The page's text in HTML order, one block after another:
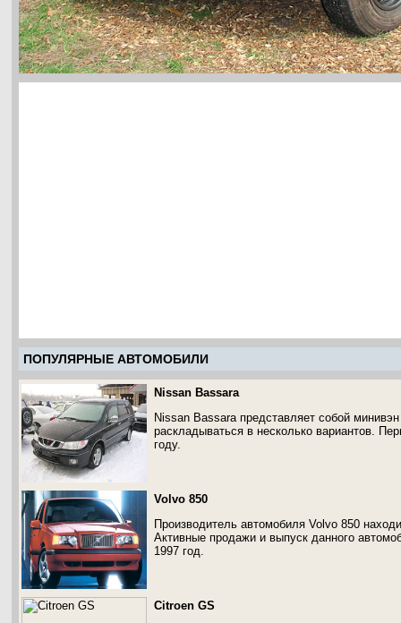
ПОПУЛЯРНЫЕ АВТОМОБИЛИ
Nissan Bassara
Nissan Bassara представляет собой
раскладываться в несколько вариантов.
году.
Volvo 850
Производитель автомобиля Volvo 850
Активные продажи и выпуск данного
1997 год.
Citroen GS